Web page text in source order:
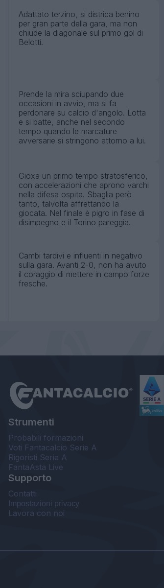
Adattato terzino, si districa benino
per gran parte della gara, ma non
chiude la diagonale sul primo gol di
Belotti.
Prende la mira sciupando due
occasioni in avvio, ma si fa
perdonare su calcio d'angolo. Lotta
e si batte, anche nel secondo
tempo quando le marcature
avversarie si stringono attorno a lui.
Gioxa un primo tempo stratosferico,
con accelerazioni che aprono varchi
nella difesa ospite. Sbaglia però
tanto, talvolta affrettando la
giocata. Nel finale è pigro in fase di
disimpegno e il Torino pareggia.
Cambi tardivi e influenti in negativo
sulla gara. Avanti 2-0, non ha avuto
il coraggio di mettere in campo forze
fresche.
Strumenti
Probabili formazioni
Voti Fantacalcio Serie A
Rigoristi Serie A
FantaAsta Live
Supporto
Contatti
Impostazioni privacy
Lavora con noi